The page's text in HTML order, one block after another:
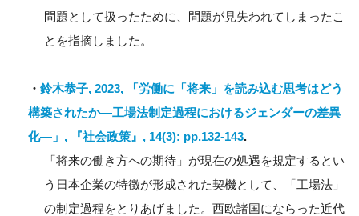
問題として扱ったために、問題が見失われてしまったこ
とを指摘しました。
・ 鈴木恭子, 2023, 「労働に「将来」を読み込む思考はどう
構築されたか―工場法制定過程におけるジェンダーの差異
化―」, 『社会政策』, 14(3): pp.132-143.
「将来の働き方への期待」が現在の処遇を規定するとい
う日本企業の特徴が形成された契機として、「工場法」
の制定過程をとりあげました。西欧諸国にならった近代